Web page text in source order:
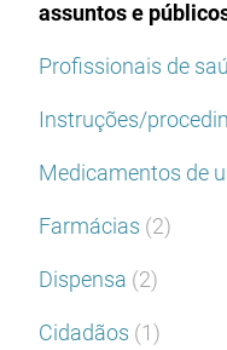
assuntos e
Profissionais de
Instruções/
Medicamentos de
Farmácias (2)
Dispensa (2)
Cidadãos (1)